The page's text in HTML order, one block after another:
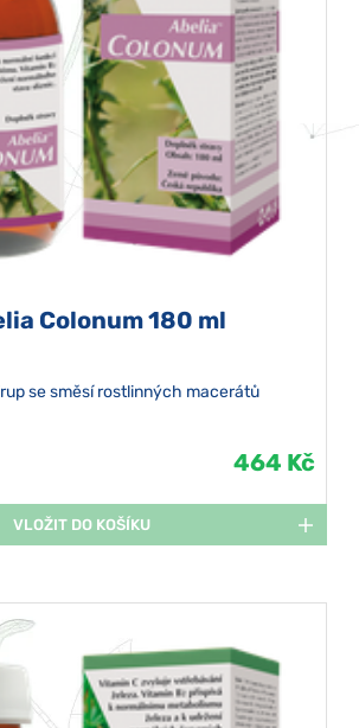
Colonum 180 ml
se směsí rostlinných macerátů
464 Kč
VLOŽIT DO KOŠÍKU